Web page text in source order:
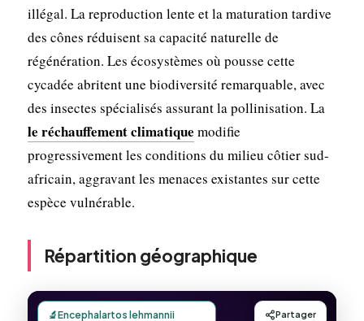
illégal. La reproduction lente et la maturation tardive
des cônes réduisent sa capacité naturelle de
régénération. Les écosystèmes où pousse cette
cycadée abritent une biodiversité remarquable, avec
des insectes spécialisés assurant la pollinisation. La
le réchauffement climatique modifie
progressivement les conditions du milieu côtier sud-
africain, aggravant les menaces existantes sur cette
espèce vulnérable.
Répartition géographique